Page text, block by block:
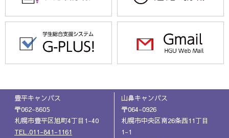
豊平キャンパス
〒062-8605
札幌市豊平区旭町4丁目1-40
TEL.011-841-1161
山鼻キャンパス
〒064-0926
札幌市中央区南26条西11丁目
1-1